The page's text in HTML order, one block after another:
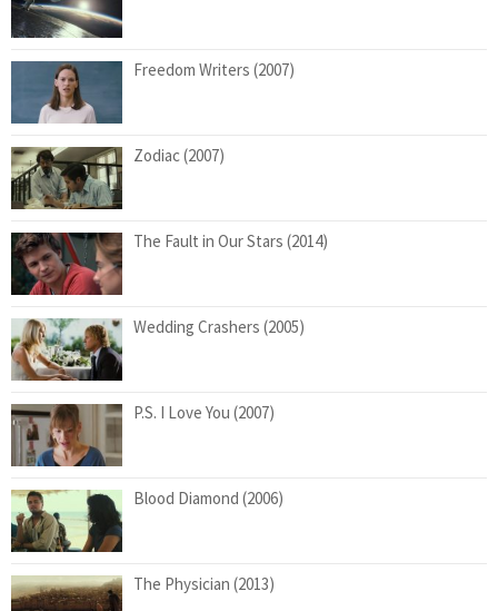
Freedom Writers (2007)
Zodiac (2007)
The Fault in Our Stars (2014)
Wedding Crashers (2005)
P.S. I Love You (2007)
Blood Diamond (2006)
The Physician (2013)